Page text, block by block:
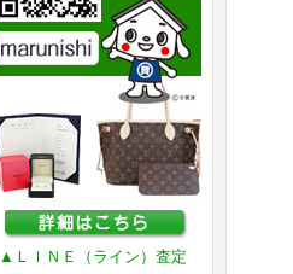
▲ＬＩＮＥ（ライン）査定